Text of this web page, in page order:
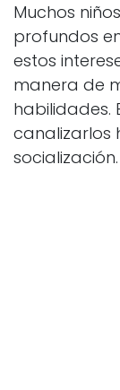
Muchos
profundos
estos
manera de
habilidades.
canalizarlos
socialización.